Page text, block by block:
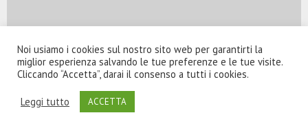
Noi usiamo i cookies sul nostro sito web per garantirti la
miglior esperienza salvando le tue preferenze e le tue visite.
Cliccando “Accetta”, darai il consenso a tutti i cookies.
Leggi tutto ACCETTA